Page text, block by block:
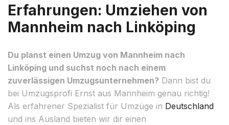
Erfahrungen: Umziehen von
Mannheim nach Linköping
Du planst einen Umzug von Mannheim nach
Linköping und suchst noch nach einem
zuverlässigen Umzugsunternehmen? Dann bist du
bei Umzugsprofi Ernst aus Mannheim genau richtig!
Als erfahrener Spezialist für Umzüge in Deutschland
und ins Ausland bieten wir dir einen